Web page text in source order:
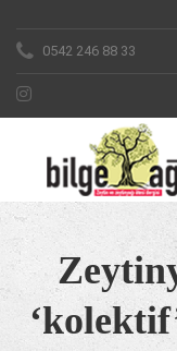
0542 246 88 33